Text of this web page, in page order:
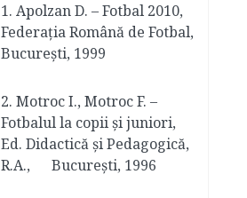
1. Apolzan D. – Fotbal 2010,
Federaţia Română de Fotbal,
Bucureşti, 1999
2. Motroc I., Motroc F. –
Fotbalul la copii şi juniori,
Ed. Didactică şi Pedagogică,
R.A., Bucureşti, 1996